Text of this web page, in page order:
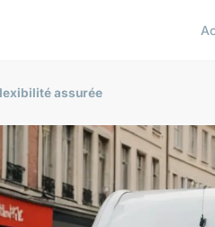
assurée